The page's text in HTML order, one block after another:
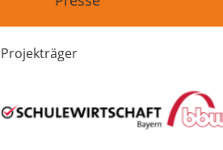
Projekträger